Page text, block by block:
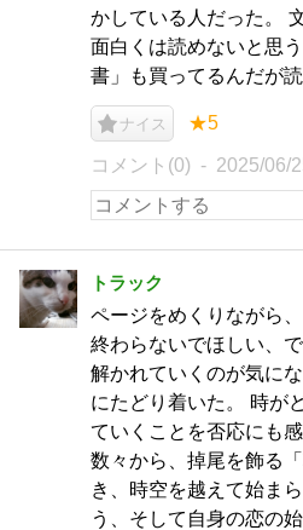
かしている人だった。
面白くは読めないと思
書」も買ってるんだが
ナイス ★5
コメント(0) 2025/06/
トラック
ページをめくりながら
終わらないでほしい、
解かれていくのが気に
にたどり着いた。 時が
ていくことを否応にも
数々から、掉尾を飾る
き、時空を越えて始ま
う、そして自身の恋の